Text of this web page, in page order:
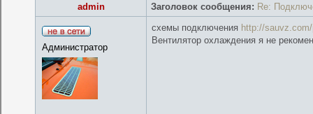
admin Заголовок сообщения: Re:
Администратор
схемы подключения http://
Вентилятор охлаждения я не